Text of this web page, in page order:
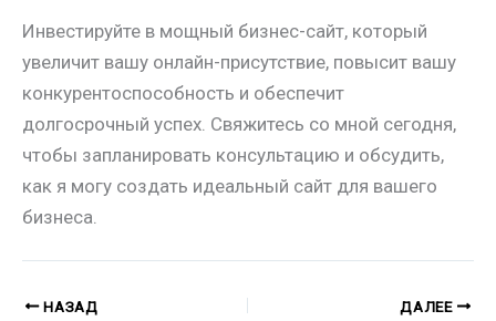
Инвестируйте в мощный бизнес-сайт, который
увеличит вашу онлайн-присутствие, повысит вашу
конкурентоспособность и обеспечит
долгосрочный успех. Свяжитесь со мной сегодня,
чтобы запланировать консультацию и обсудить,
как я могу создать идеальный сайт для вашего
бизнеса.
НАЗАД ДАЛЕЕ